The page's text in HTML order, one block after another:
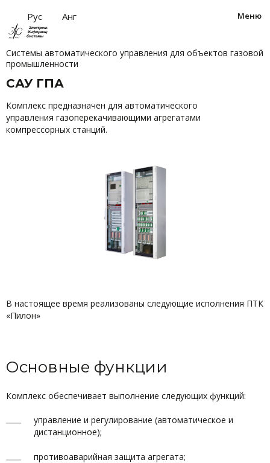
Меню
Рус Анг
Системы автоматического управления для объектов газовой
промышленности
САУ ГПА
Комплекс предназначен для автоматического
управления газоперекачивающими агрегатами
компрессорных станций.
В настоящее время реализованы следующие исполнения ПТК
«Пилон»
Основные функции
Комплекс обеспечивает выполнение следующих функций:
управление и регулирование (автоматическое и
дистанционное);
противоаварийная защита агрегата;